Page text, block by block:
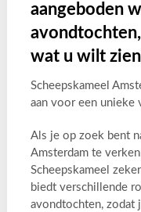
aangeboden
wat u wilt
Scheepskameel
aan voor een unieke
Als je op zoek bent
Amsterdam te
Scheepskameel
biedt verschillende
avondtochten, zodat